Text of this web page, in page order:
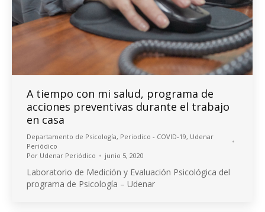
A tiempo con mi salud, programa de
acciones preventivas durante el trabajo
en casa
Departamento de Psicología, Periodico - COVID-19, Udenar
Periódico
Por Udenar Periódico junio 5, 2020
Laboratorio de Medición y Evaluación Psicológica del
programa de Psicología – Udenar